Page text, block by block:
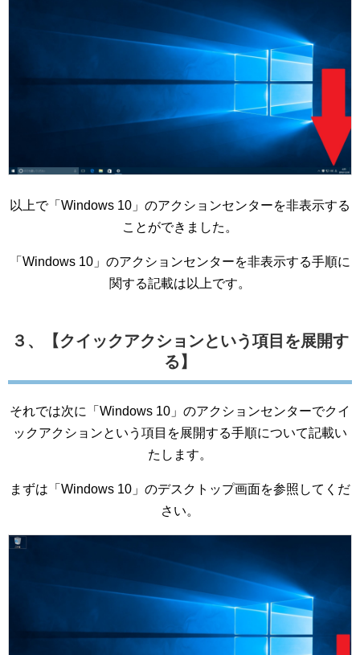
以上で「Windows 10」のアクションセンターを非表示する
ことができました。
「Windows 10」のアクションセンターを非表示する手順に
関する記載は以上です。
３、【クイックアクションという項目を展開す
る】
それでは次に「Windows 10」のアクションセンターでクイ
ックアクションという項目を展開する手順について記載い
たします。
まずは「Windows 10」のデスクトップ画面を参照してくだ
さい。